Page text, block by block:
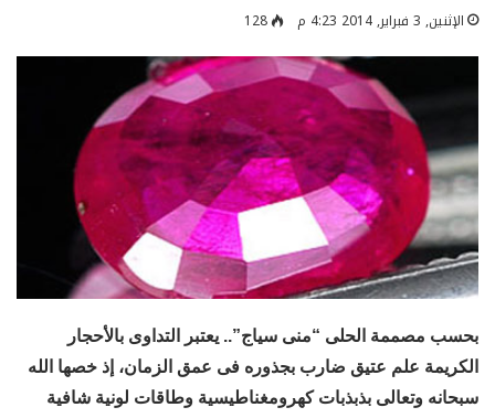
الإثنين, 3 فبراير, 2014 4:23 م 128
بحسب مصممة الحلى “منى سياج”.. يعتبر التداوى بالأحجار
الكريمة علم عتيق ضارب بجذوره فى عمق الزمان، إذ خصها الله
سبحانه وتعالى بذبذبات كهرومغناطيسية وطاقات لونية شافية